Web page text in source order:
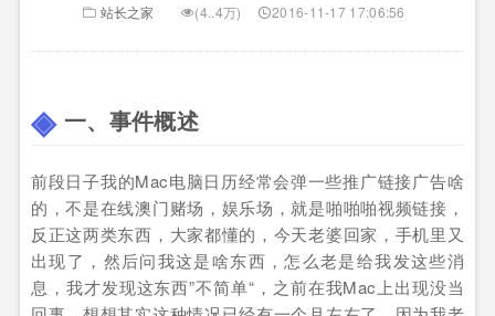
站长之家 (4..4万) 2016-11-17 17:06:56
一、事件概述
前段日子我的Mac电脑日历经常会弹一些推广链接广告啥
的，不是在线澳门赌场，娱乐场，就是啪啪啪视频链接，
反正这两类东西，大家都懂的，今天老婆回家，手机里又
出现了，然后问我这是啥东西，怎么老是给我发这些消
息，我才发现这东西”不简单“，之前在我Mac上出现没当